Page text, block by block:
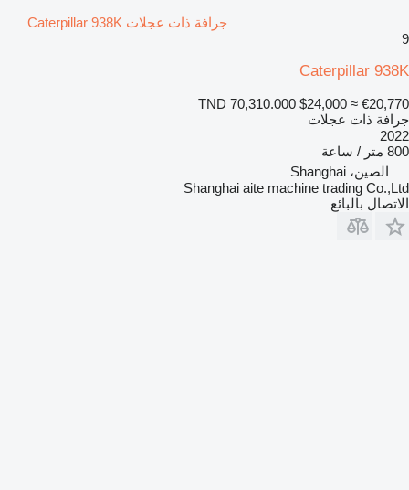
جرافة ذات عجلات Caterpillar 938K
9
Caterpillar 938K
TND 70,310.000 $24,000 ≈ €20,770
جرافة ذات عجلات
2022
800 متر / ساعة
الصين، Shanghai
Shanghai aite machine trading Co.,Ltd
الاتصال بالبائع